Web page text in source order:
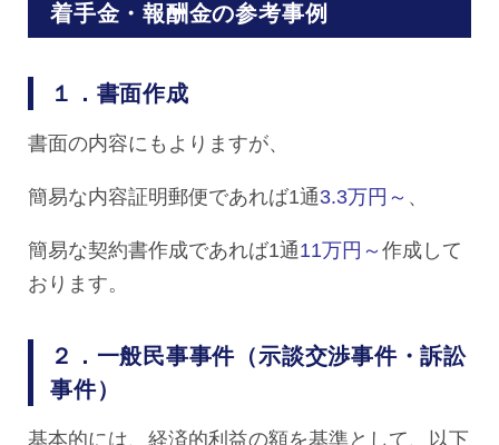
着手金・報酬金の参考事例
１．書面作成
書面の内容にもよりますが、
簡易な内容証明郵便であれば1通3.3万円～ 、
簡易な契約書作成であれば1通11万円～ 作成して
おります。
２．一般民事事件（示談交渉事件・訴訟
事件）
基本的には、経済的利益の額を基準として、以下